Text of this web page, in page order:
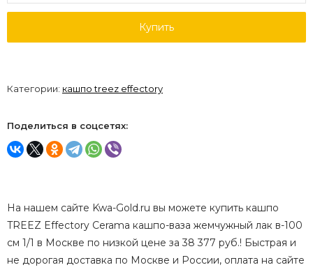
Купить
Категории: кашпо treez effectory
Поделиться в соцсетях:
На нашем сайте Kwa-Gold.ru вы можете купить кашпо
TREEZ Effectory Cerama кашпо-ваза жемчужный лак в-100
см 1/1 в Москве по низкой цене за 38 377 руб.! Быстрая и
не дорогая доставка по Москве и России, оплата на сайте